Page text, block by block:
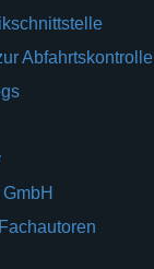
Abfahrtskontrolle